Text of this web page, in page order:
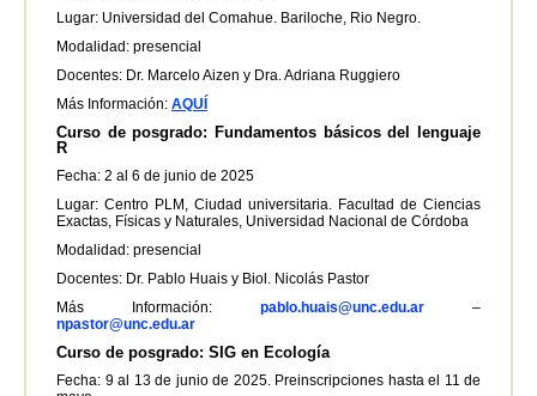
Lugar: Universidad del Comahue. Bariloche, Rio Negro.
Modalidad: presencial
Docentes: Dr. Marcelo Aizen y Dra. Adriana Ruggiero
Más Información: AQUÍ
Curso de posgrado: Fundamentos básicos del lenguaje
R
Fecha: 2 al 6 de junio de 2025
Lugar: Centro PLM, Ciudad universitaria. Facultad de Ciencias
Exactas, Físicas y Naturales, Universidad Nacional de Córdoba
Modalidad: presencial
Docentes: Dr. Pablo Huais y Biol. Nicolás Pastor
Más Información: pablo.huais@unc.edu.ar –
npastor@unc.edu.ar
Curso de posgrado: SIG en Ecología
Fecha: 9 al 13 de junio de 2025. Preinscripciones hasta el 11 de